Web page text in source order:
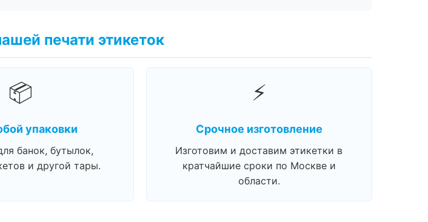
печати этикеток
📦
упаковки
банок, бутылок,
и другой тары.
⚡
Срочное изготовление
Изготовим и доставим этикетки в
кратчайшие сроки по Москве и
области.